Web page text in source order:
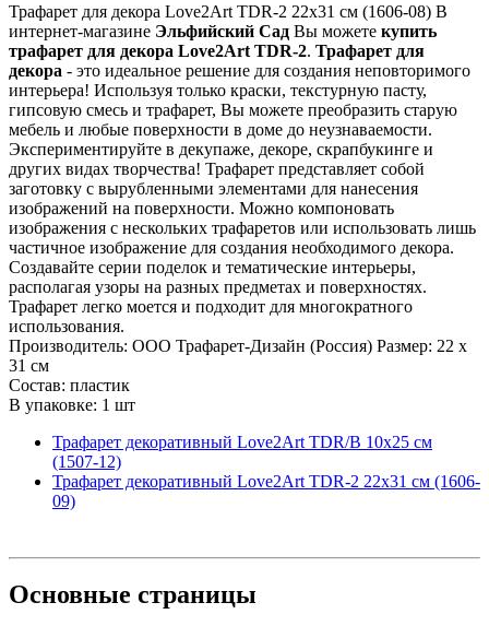
Трафарет для декора Love2Art TDR-2 22х31 см (1606-08) В
интернет-магазине Эльфийский Сад Вы можете купить
трафарет для декора Love2Art TDR-2. Трафарет для
декора - это идеальное решение для создания неповторимого
интерьера! Используя только краски, текстурную пасту,
гипсовую смесь и трафарет, Вы можете преобразить старую
мебель и любые поверхности в доме до неузнаваемости.
Экспериментируйте в декупаже, декоре, скрапбукинге и
других видах творчества! Трафарет представляет собой
заготовку с вырубленными элементами для нанесения
изображений на поверхности. Можно компоновать
изображения с нескольких трафаретов или использовать лишь
частичное изображение для создания необходимого декора.
Создавайте серии поделок и тематические интерьеры,
располагая узоры на разных предметах и поверхностях.
Трафарет легко моется и подходит для многократного
использования.
Производитель: ООО Трафарет-Дизайн (Россия) Размер: 22 x
31 см
Состав: пластик
В упаковке: 1 шт
Трафарет декоративный Love2Art TDR/B 10х25 см
(1507-12)
Трафарет декоративный Love2Art TDR-2 22х31 см (1606-
09)
Основные страницы